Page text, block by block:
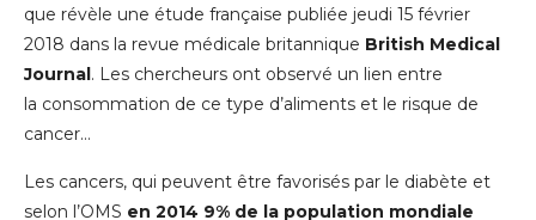
que révèle une étude française publiée jeudi 15 février
2018 dans la revue médicale britannique British Medical
Journal. Les chercheurs ont observé un lien entre
la consommation de ce type d’aliments et le risque de
cancer…
Les cancers, qui peuvent être favorisés par le diabète et
selon l’OMS en 2014 9% de la population mondiale